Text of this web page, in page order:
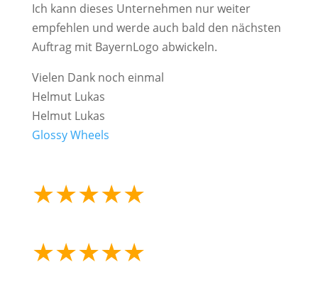
Ich kann dieses Unternehmen nur weiter
empfehlen und werde auch bald den nächsten
Auftrag mit BayernLogo abwickeln.
Vielen Dank noch einmal
Helmut Lukas
Helmut Lukas
Glossy Wheels
★★★★★
★★★★★